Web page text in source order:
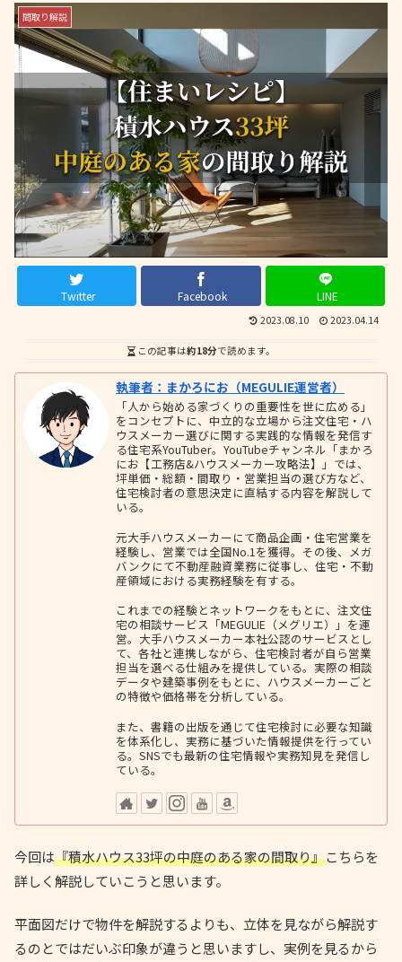
間取り解説
Twitter Facebook LINE
2023.08.10 2023.04.14
この記事は約18分で読めます。
執筆者：まかろにお（MEGULIE運営者）
「人から始める家づくりの重要性を世に広める」
をコンセプトに、中立的な立場から注文住宅・ハ
ウスメーカー選びに関する実践的な情報を発信す
る住宅系YouTuber。YouTubeチャンネル「まかろ
にお【工務店&ハウスメーカー攻略法】」では、
坪単価・総額・間取り・営業担当の選び方など、
住宅検討者の意思決定に直結する内容を解説して
いる。
元大手ハウスメーカーにて商品企画・住宅営業を
経験し、営業では全国No.1を獲得。その後、メガ
バンクにて不動産融資業務に従事し、住宅・不動
産領域における実務経験を有する。
これまでの経験とネットワークをもとに、注文住
宅の相談サービス「MEGULIE（メグリエ）」を運
営。大手ハウスメーカー本社公認のサービスとし
て、各社と連携しながら、住宅検討者が自ら営業
担当を選べる仕組みを提供している。実際の相談
データや建築事例をもとに、ハウスメーカーごと
の特徴や価格帯を分析している。
また、書籍の出版を通じて住宅検討に必要な知識
を体系化し、実務に基づいた情報提供を行ってい
る。SNSでも最新の住宅情報や実務知見を発信し
ている。
今回は『積水ハウス33坪の中庭のある家の間取り』こちらを
詳しく解説していこうと思います。
平面図だけで物件を解説するよりも、立体を見ながら解説す
るのとではだいぶ印象が違うと思いますし、実例を見るから